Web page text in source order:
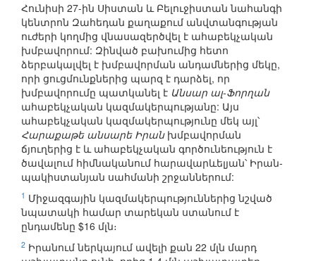
Հունիսի 27-ին Սիստան և Բելուջիստան նահանգի
կենտրոն Զահեդան քաղաքում անվտանգության
ուժերի կողմից վնասազերծվել է ահաբեկչական
խմբավորում: Զինված բախումից հետո
ձերբակալվել է խմբավորման անդամներից մեկը,
որի ցուցմունքներից պարզ է դարձել, որ
խմբավորումը պատկանել է Անսար ալ-Ֆորղան
ահաբեկչական կազմակերպությանը: Այս
ահաբեկչական կազմակերպությունը մեկ այլ՝
Հարաքաթե անսարե Իրանխմբավորման
ճյուղերից է և ահաբեկչական գործունեություն է
ծավալում հիմնականում հարավարևելյան՝ Իրան-
պակիստանյան սահմանի շրջաններում:
1 Միջազգային կազմակերպություններից նշված
նպատակի համար տարեկան ստանում է
ընդամենը $16 մլն։
2 Իրանում ներկայում ավելի քան 22 մլն մարդ